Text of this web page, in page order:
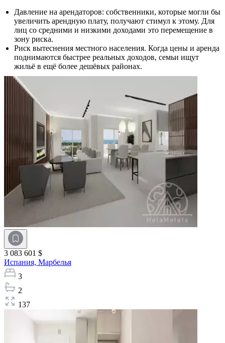
Давление на арендаторов: собственники, которые могли бы
увеличить арендную плату, получают стимул к этому. Для
лиц со средними и низкими доходами это перемещение в
зону риска.
Риск вытеснения местного населения. Когда цены и аренда
поднимаются быстрее реальных доходов, семьи ищут
жильё в ещё более дешёвых районах.
3 083 601 $
Испания, Марбелья
3
2
137